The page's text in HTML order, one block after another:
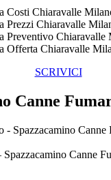
Costi Chiaravalle
Prezzi Chiaravalle
Preventivo Chiaravalle
Offerta Chiaravalle
SCRIVICI
Canne
Canne